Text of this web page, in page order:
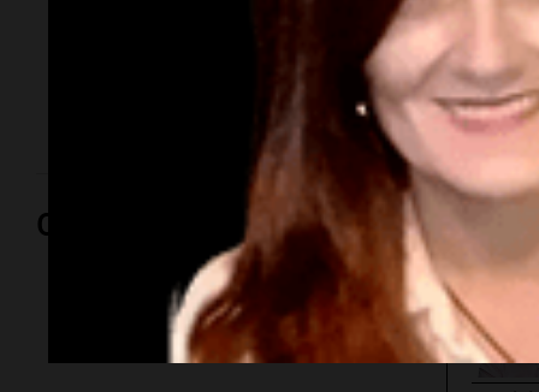
Un camión que abastecía al Hospital Vélez Sarsfield
sufrió un derrame de oxígeno líquido, provocando la
evacuación de una cuadra y la intervención de
Opinión